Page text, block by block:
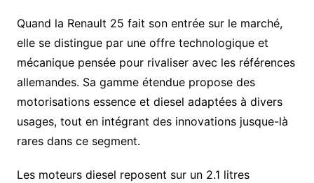
Quand la Renault 25 fait son entrée sur le marché,
elle se distingue par une offre technologique et
mécanique pensée pour rivaliser avec les références
allemandes. Sa gamme étendue propose des
motorisations essence et diesel adaptées à divers
usages, tout en intégrant des innovations jusque-là
rares dans ce segment.
Les moteurs diesel reposent sur un 2.1 litres